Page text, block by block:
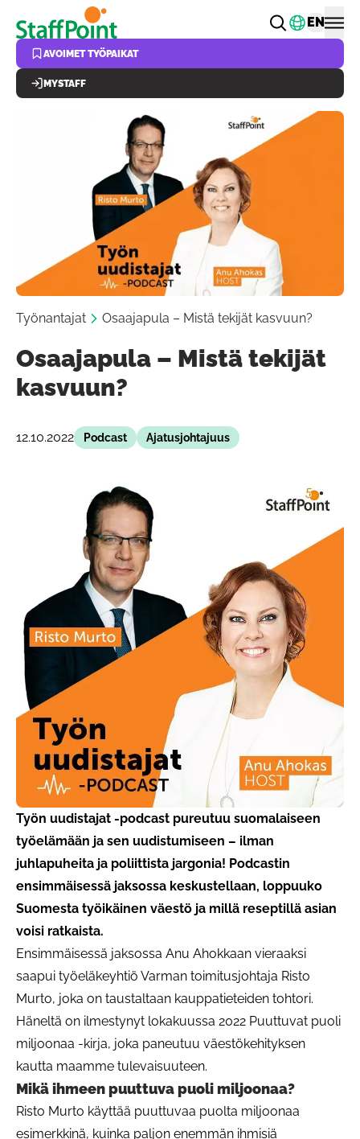
Hyppää pääsisältöön Vaihda
EN
AVOIMET TYÖPAIKAT
MYSTAFF
Työnantajat Osaajapula – Mistä tekijät kasvuun?
Osaajapula – Mistä tekijät
kasvuun?
12.10.2022 Podcast Ajatusjohtajuus
Työn uudistajat -podcast pureutuu suomalaiseen
työelämään ja sen uudistumiseen – ilman
juhlapuheita ja poliittista jargonia! Podcastin
ensimmäisessä jaksossa keskustellaan, loppuuko
Suomesta työikäinen väestö ja millä reseptillä asian
voisi ratkaista.
Ensimmäisessä jaksossa Anu Ahokkaan vieraaksi
saapui työeläkeyhtiö Varman toimitusjohtaja Risto
Murto, joka on taustaltaan kauppatieteiden tohtori.
Häneltä on ilmestynyt lokakuussa 2022 Puuttuvat puoli
miljoonaa -kirja, joka paneutuu väestökehityksen
kautta maamme tulevaisuuteen.
Mikä ihmeen puuttuva puoli miljoonaa?
Risto Murto käyttää puuttuvaa puolta miljoonaa
esimerkkinä, kuinka paljon enemmän ihmisiä